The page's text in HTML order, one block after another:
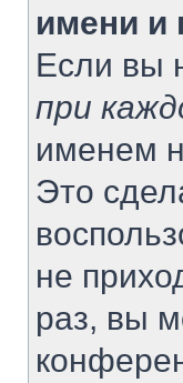
имени и
Если вы
при
именем
Это
не
раз, вы